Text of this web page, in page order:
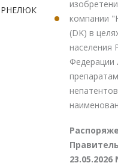
компании
(DK) в
населения
Федерации
23.05.2026